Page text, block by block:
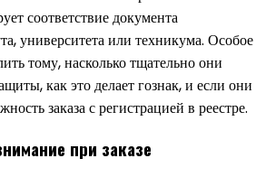
соответствие документа
университета или техникума. Особое
тому, насколько тщательно они
как это делает гознак, и если они
заказа с регистрацией в реестре.
при заказе